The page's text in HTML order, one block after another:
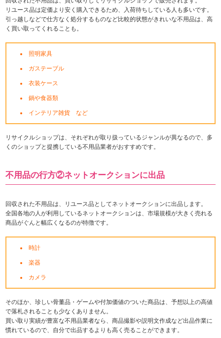
リユース品は定価より安く購入できるため、入荷待ちしている人も多いです。
引っ越しなどで仕方なく処分するものなど比較的状態がきれいな不用品は、高
く買い取ってくれることも。
照明家具
ガステーブル
衣装ケース
鍋や食器類
インテリア雑貨 など
リサイクルショップは、それぞれが取り扱っているジャンルが異なるので、多
くのショップと提携している不用品業者がおすすめです。
不用品の行方②ネットオークションに出品
回収された不用品は、リユース品としてネットオークションに出品します。
全国各地の人が利用しているネットオークションは、市場規模が大きく売れる
商品がぐんと幅広くなるのが特徴です。
時計
楽器
カメラ
そのほか、珍しい骨董品・ゲームや付加価値のついた商品は、予想以上の高値
で落札されることも少なくありません。
買い取り実績が豊富な不用品業者なら、商品撮影や説明文作成など出品作業に
慣れているので、自分で出品するよりも高く売ることができます。